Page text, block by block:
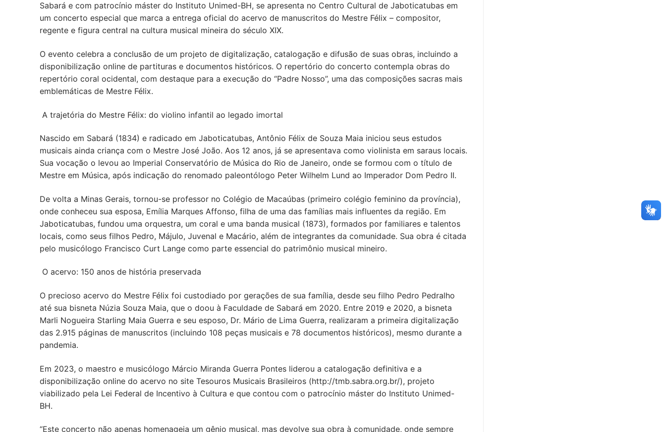
Sabará e com patrocínio máster do Instituto Unimed-BH, se apresenta no Centro Cultural de Jaboticatubas em
um concerto especial que marca a entrega oficial do acervo de manuscritos do Mestre Félix – compositor,
regente e figura central na cultura musical mineira do século XIX.
O evento celebra a conclusão de um projeto de digitalização, catalogação e difusão de suas obras, incluindo a
disponibilização online de partituras e documentos históricos. O repertório do concerto contempla obras do
repertório coral ocidental, com destaque para a execução do “Padre Nosso”, uma das composições sacras mais
emblemáticas de Mestre Félix.
A trajetória do Mestre Félix: do violino infantil ao legado imortal
Nascido em Sabará (1834) e radicado em Jaboticatubas, Antônio Félix de Souza Maia iniciou seus estudos
musicais ainda criança com o Mestre José João. Aos 12 anos, já se apresentava como violinista em saraus locais.
Sua vocação o levou ao Imperial Conservatório de Música do Rio de Janeiro, onde se formou com o título de
Mestre em Música, após indicação do renomado paleontólogo Peter Wilhelm Lund ao Imperador Dom Pedro II.
De volta a Minas Gerais, tornou-se professor no Colégio de Macaúbas (primeiro colégio feminino da província),
onde conheceu sua esposa, Emília Marques Affonso, filha de uma das famílias mais influentes da região. Em
Jaboticatubas, fundou uma orquestra, um coral e uma banda musical (1873), formados por familiares e talentos
locais, como seus filhos Pedro, Májulo, Juvenal e Macário, além de integrantes da comunidade. Sua obra é citada
pelo musicólogo Francisco Curt Lange como parte essencial do patrimônio musical mineiro.
O acervo: 150 anos de história preservada
O precioso acervo do Mestre Félix foi custodiado por gerações de sua família, desde seu filho Pedro Pedralho
até sua bisneta Núzia Souza Maia, que o doou à Faculdade de Sabará em 2020. Entre 2019 e 2020, a bisneta
Marli Nogueira Starling Maia Guerra e seu esposo, Dr. Mário de Lima Guerra, realizaram a primeira digitalização
das 2.915 páginas de manuscritos (incluindo 108 peças musicais e 78 documentos históricos), mesmo durante a
pandemia.
Em 2023, o maestro e musicólogo Márcio Miranda Guerra Pontes liderou a catalogação definitiva e a
disponibilização online do acervo no site Tesouros Musicais Brasileiros (http://tmb.sabra.org.br/), projeto
viabilizado pela Lei Federal de Incentivo à Cultura e que contou com o patrocínio máster do Instituto Unimed-
BH.
“Este concerto não apenas homenageia um gênio musical, mas devolve sua obra à comunidade, onde sempre